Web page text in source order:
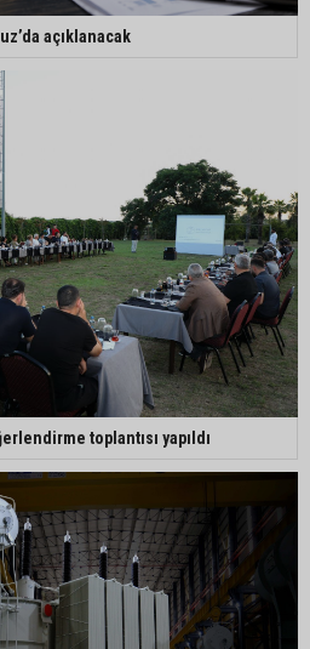
açıklanacak
toplantısı yapıldı